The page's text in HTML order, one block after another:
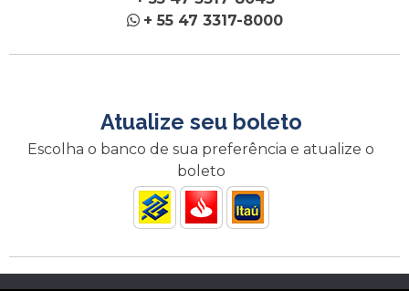
+ 55 47 3317-8000
Atualize seu boleto
Escolha o banco de sua preferência e atualize o
boleto